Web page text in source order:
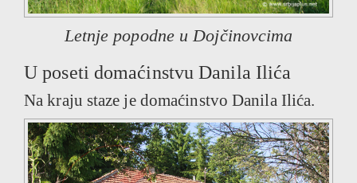
Letnje popodne u Dojčinovcima
U poseti domaćinstvu Danila Ilića
Na kraju staze je domaćinstvo Danila Ilića.